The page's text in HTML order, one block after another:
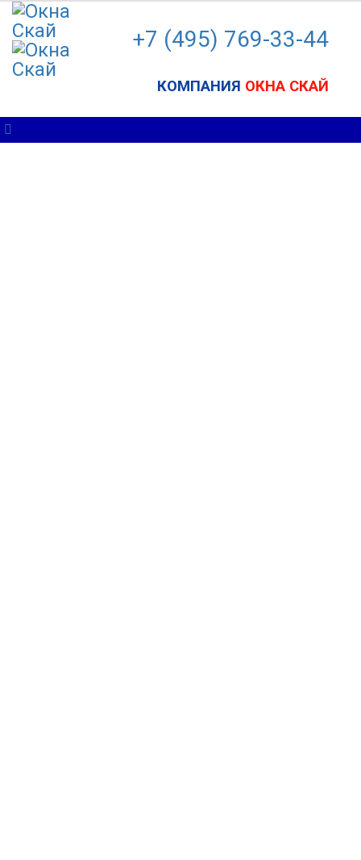
+7 (495) 769-33-44
КОМПАНИЯ ОКНА СКАЙ